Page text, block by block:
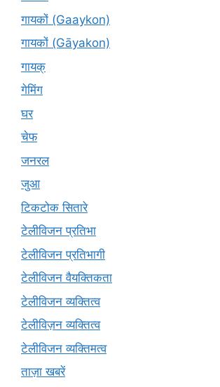
गायकों (Gaaykon)
गायकों (Gāyakon)
गायक्
गेमिंग
घर
चेफ
जनरल
जुआ
टिकटोक सितारे
टेलीविजन प्रतिभा
टेलीविजन प्रतिभागी
टेलीविजन वैयक्तिकता
टेलीविजन व्यक्तित्व
टेलीविज़न व्यक्तित्व
टेलीविजन व्यक्तिमत्व
ताज़ा खबरें